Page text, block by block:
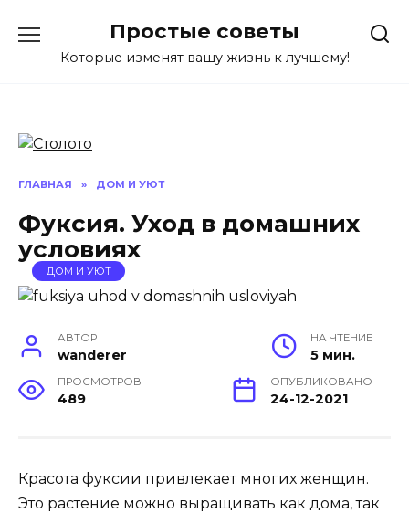
содержанию
Простые советы
Которые изменят вашу жизнь к лучшему!
ГЛАВНАЯ » ДОМ И УЮТ
Фуксия. Уход в домашних
условиях
ДОМ И УЮТ
АВТОР
wanderer
НА ЧТЕНИЕ
5 мин.
ПРОСМОТРОВ
489
ОПУБЛИКОВАНО
24-12-2021
Красота фуксии привлекает многих женщин.
Это растение можно выращивать как дома, так